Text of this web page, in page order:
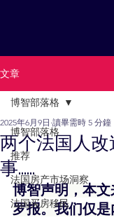
文章
博智部落格
推荐
法国房产市场洞察
法国买房移民
博智部落格
两个法国人
事......
2025年6月9日 讀畢需時 5 分鐘
博智声明，本文
罗报。我们仅是